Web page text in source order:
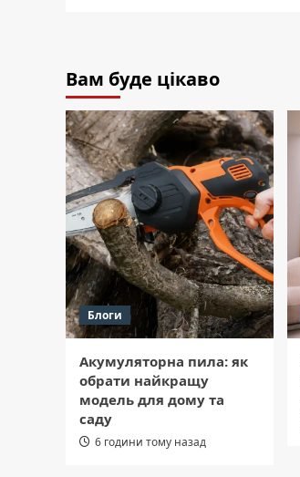
Вам буде цікаво
Блоги
Акумуляторна пила: як
обрати найкращу
модель для дому та
саду
6 години тому назад